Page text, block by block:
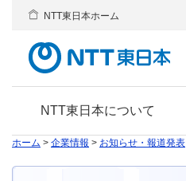
NTT東日本について
NTT東日本ホーム
ホーム > 企業情報 > お知らせ・報道発表